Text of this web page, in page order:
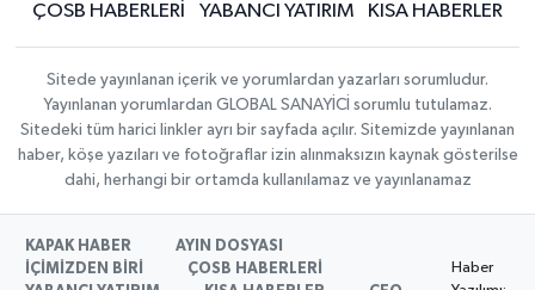
ÇOSB HABERLERİ
YABANCI YATIRIM KISA HABERLER
Sitede yayınlanan içerik ve yorumlardan yazarları sorumludur.
Yayınlanan yorumlardan GLOBAL SANAYİCİ sorumlu tutulamaz.
Sitedeki tüm harici linkler ayrı bir sayfada açılır. Sitemizde yayınlanan
haber, köşe yazıları ve fotoğraflar izin alınmaksızın kaynak gösterilse
dahi, herhangi bir ortamda kullanılamaz ve yayınlanamaz
KAPAK HABER
AYIN DOSYASI
İÇİMİZDEN BİRİ
ÇOSB HABERLERİ
Haber